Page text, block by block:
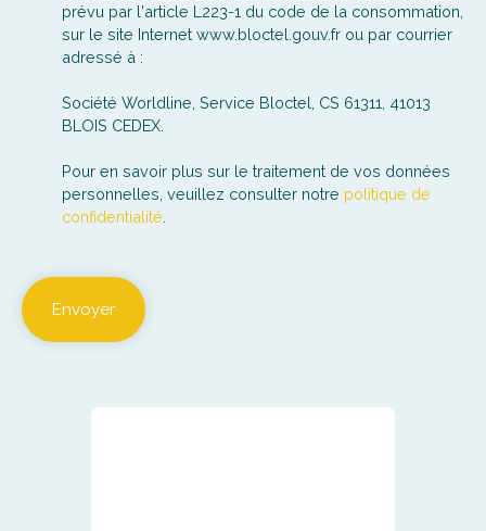
prévu par l'article L223-1 du code de la consommation,
sur le site Internet www.bloctel.gouv.fr ou par courrier
adressé à :
Société Worldline, Service Bloctel, CS 61311, 41013
BLOIS CEDEX.
Pour en savoir plus sur le traitement de vos données
personnelles, veuillez consulter notre politique de
confidentialité
Envoyer